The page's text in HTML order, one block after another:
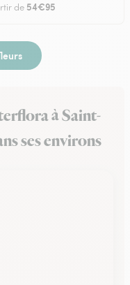
de 54€95
à Saint-
ses environs